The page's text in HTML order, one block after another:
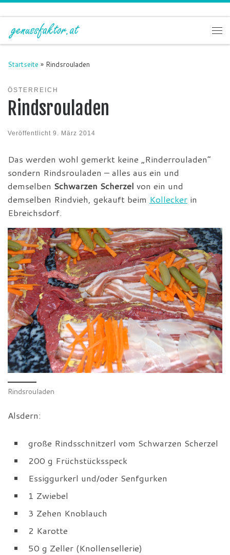
Zum Inhalt springen
Startseite » Rindsrouladen
ÖSTERREICH
Rindsrouladen
Veröffentlicht 9. März 2014
Das werden wohl gemerkt keine „Rinderrouladen“
sondern Rindsrouladen – alles aus ein und
demselben Schwarzen Scherzel von ein und
demselben Rindvieh, gekauft beim Kollecker in
Ebreichsdorf.
Rindsrouladen
Alsdern:
große Rindsschnitzerl vom Schwarzen Scherzel
200 g Früchstücksspeck
Essiggurkerl und/oder Senfgurken
1 Zwiebel
3 Zehen Knoblauch
2 Karotte
50 g Zeller (Knollensellerie)